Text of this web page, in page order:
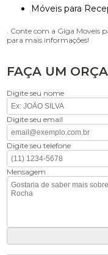
Móveis para
. Conte com a Giga Moveis
para mais informações!
FAÇA UM
Digite seu nome
Digite seu email
Digite seu telefone
Mensagem